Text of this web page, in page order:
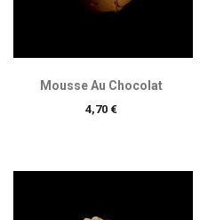
Mousse Au Chocolat
Prix
4,70 €